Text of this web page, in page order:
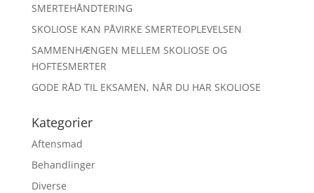
SMERTEHÅNDTERING
SKOLIOSE KAN PÅVIRKE SMERTEOPLEVELSEN
SAMMENHÆNGEN MELLEM SKOLIOSE OG
HOFTESMERTER
GODE RÅD TIL EKSAMEN, NÅR DU HAR SKOLIOSE
Kategorier
Aftensmad
Behandlinger
Diverse